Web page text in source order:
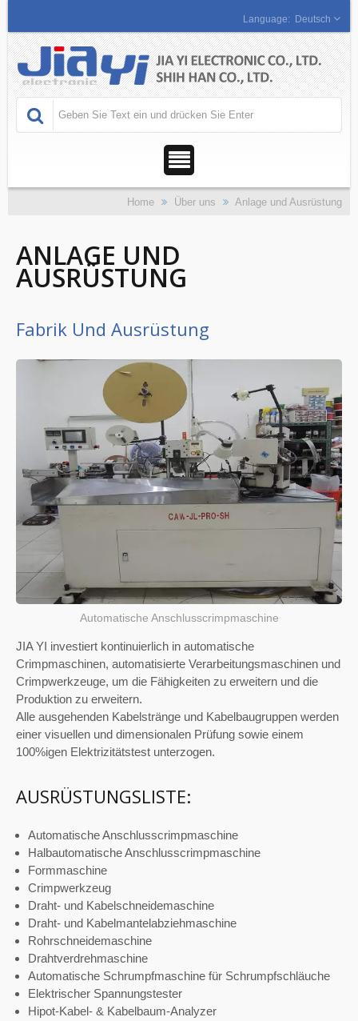
Deutsch
Home Über uns Anlage und Ausrüstung
ANLAGE UND
AUSRÜSTUNG
Fabrik Und Ausrüstung
Automatische Anschlusscrimpmaschine
JIA YI investiert kontinuierlich in automatische
Crimpmaschinen, automatisierte Verarbeitungsmaschinen und
Crimpwerkzeuge, um die Fähigkeiten zu erweitern und die
Produktion zu erweitern.
Alle ausgehenden Kabelstränge und Kabelbaugruppen werden
einer visuellen und dimensionalen Prüfung sowie einem
100%igen Elektrizitätstest unterzogen.
AUSRÜSTUNGSLISTE:
Automatische Anschlusscrimpmaschine
Halbautomatische Anschlusscrimpmaschine
Formmaschine
Crimpwerkzeug
Draht- und Kabelschneidemaschine
Draht- und Kabelmantelabziehmaschine
Rohrschneidemaschine
Drahtverdrehmaschine
Automatische Schrumpfmaschine für Schrumpfschläuche
Elektrischer Spannungstester
Hipot-Kabel- & Kabelbaum-Analyzer